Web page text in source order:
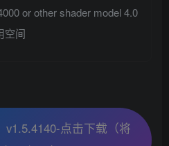
or other shader model 4.0
空间
v1.5.4140-点击下载（将